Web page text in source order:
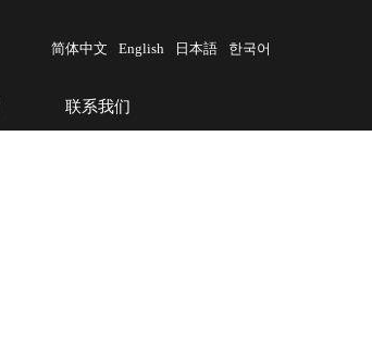
简体中文 English 日本語 한국어
联系我们